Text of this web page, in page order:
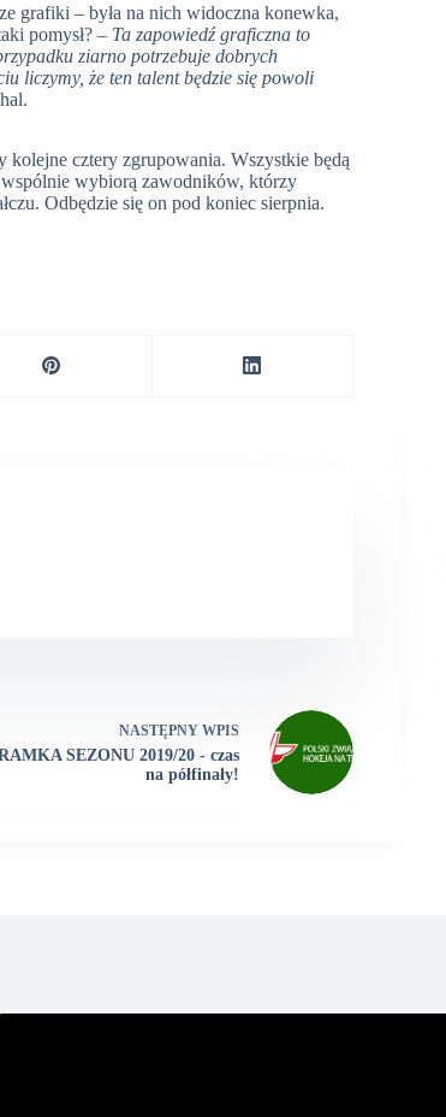
grafiki – była na nich widoczna konewka,
pomysł? – Ta zapowiedź graficzna to
ziarno potrzebuje dobrych
liczymy, że ten talent będzie się powoli
kolejne cztery zgrupowania. Wszystkie będą
wybiorą zawodników, którzy
Odbędzie się on pod koniec sierpnia.
NASTĘPNY WPIS
SEZONU 2019/20 - czas
na półfinały!